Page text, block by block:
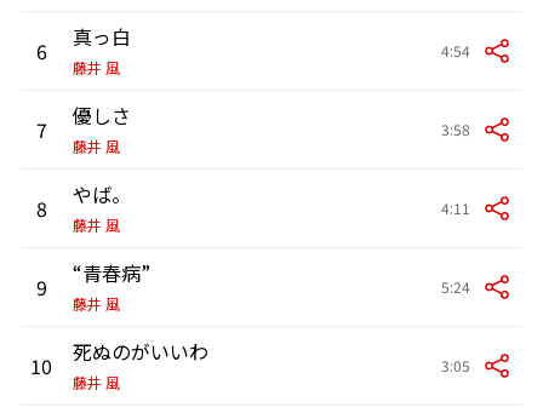
6 真っ白
藤井 風
4:54
7 優しさ
藤井 風
3:58
8 やば。
藤井 風
4:11
9 “青春病”
藤井 風
5:24
10 死ぬのがいいわ
藤井 風
3:05